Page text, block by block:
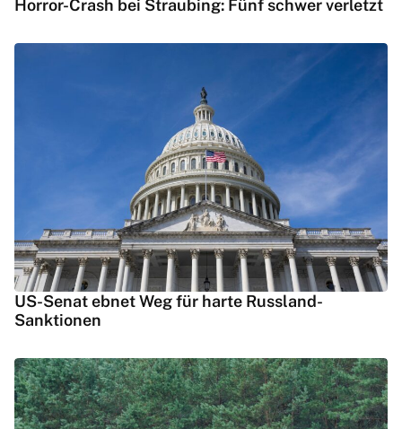
Horror-Crash bei Straubing: Fünf schwer verletzt
US-Senat ebnet Weg für harte Russland-
Sanktionen